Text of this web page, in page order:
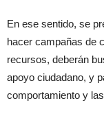
En ese sentido, se
hacer campañas de
recursos, deberán
apoyo ciudadano, y
comportamiento y